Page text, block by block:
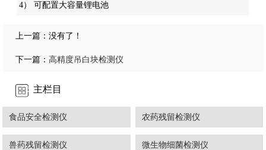
4） 可配置大容量锂电池
上一篇：没有了！
下一篇：高精度吊白块检测仪
主栏目
食品安全检测仪 农药残留检测仪
兽药残留检测仪 微生物细菌检测仪